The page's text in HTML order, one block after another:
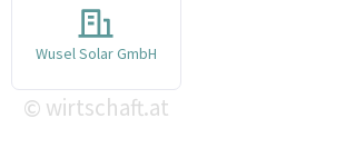
Wusel Solar GmbH
© wirtschaft.at